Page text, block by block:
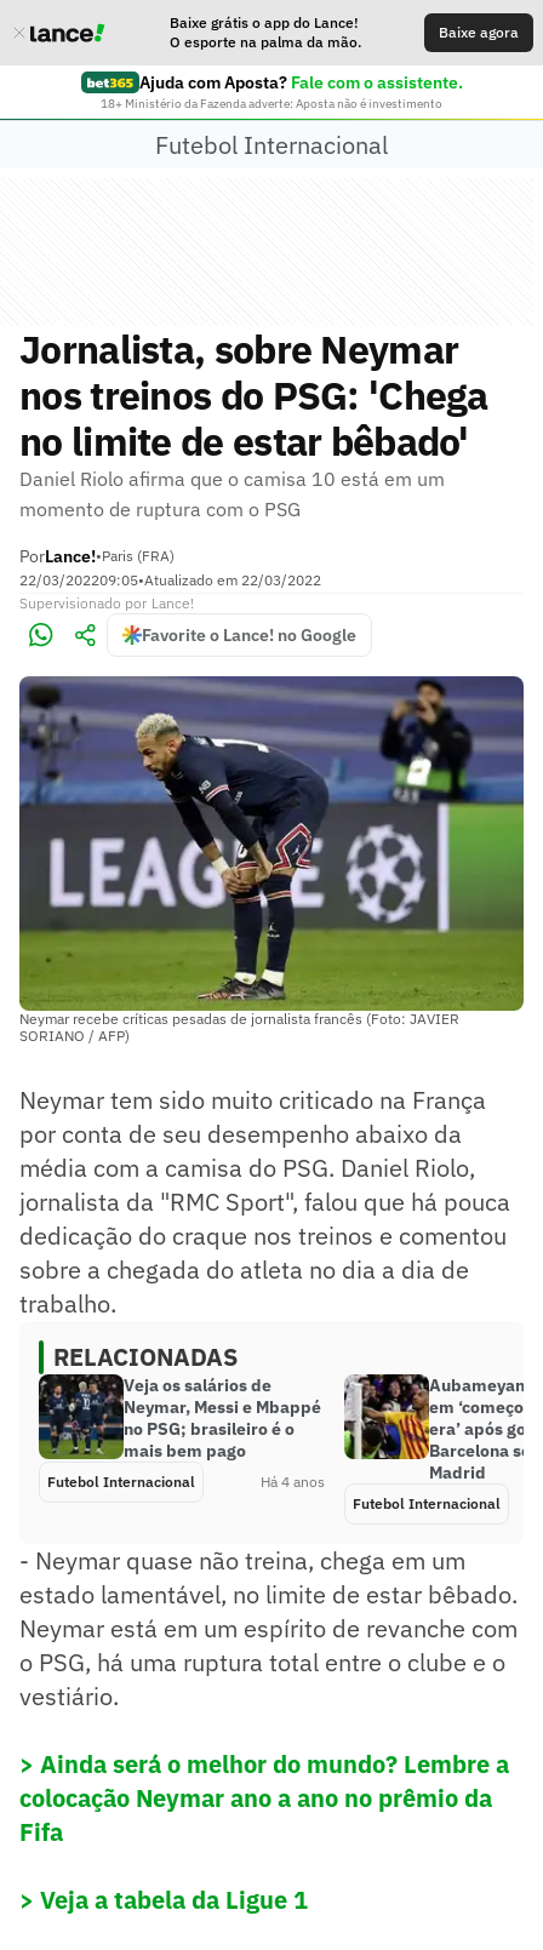
Baixe grátis o app do Lance!
O esporte na palma da mão.
Baixe agora
Ajuda com Aposta? Fale com o assistente.
18+ Ministério da Fazenda adverte: Aposta não é investimento
Futebol Internacional
Jornalista, sobre Neymar
nos treinos do PSG: 'Chega
no limite de estar bêbado'
Daniel Riolo afirma que o camisa 10 está em um
momento de ruptura com o PSG
PorLance!•Paris (FRA)
22/03/202209:05•Atualizado em 22/03/2022
Supervisionado por Lance!
Favorite o Lance! no Google
Neymar recebe críticas pesadas de jornalista francês (Foto: JAVIER
SORIANO / AFP)
Neymar tem sido muito criticado na França
por conta de seu desempenho abaixo da
média com a camisa do PSG. Daniel Riolo,
jornalista da "RMC Sport", falou que há pouca
dedicação do craque nos treinos e comentou
sobre a chegada do atleta no dia a dia de
trabalho.
RELACIONADAS
Veja os salários de
Neymar, Messi e Mbappé
no PSG; brasileiro é o
mais bem pago
Futebol Internacional Há 4 anos
Aubameyang
em ‘começo
era’ após
Barcelona
Madrid
Futebol Internacional
- Neymar quase não treina, chega em um
estado lamentável, no limite de estar bêbado.
Neymar está em um espírito de revanche com
o PSG, há uma ruptura total entre o clube e o
vestiário.
> Ainda será o melhor do mundo? Lembre a
colocação Neymar ano a ano no prêmio da
Fifa
> Veja a tabela da Ligue 1